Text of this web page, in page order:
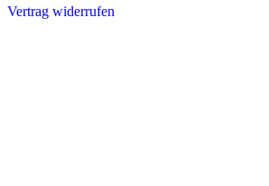
Vertrag widerrufen